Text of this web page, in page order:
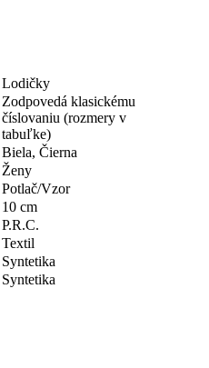
Lodičky
Zodpovedá klasickému
číslovaniu (rozmery v
tabuľke)
Biela, Čierna
Ženy
Potlač/Vzor
10 cm
P.R.C.
Textil
Syntetika
Syntetika